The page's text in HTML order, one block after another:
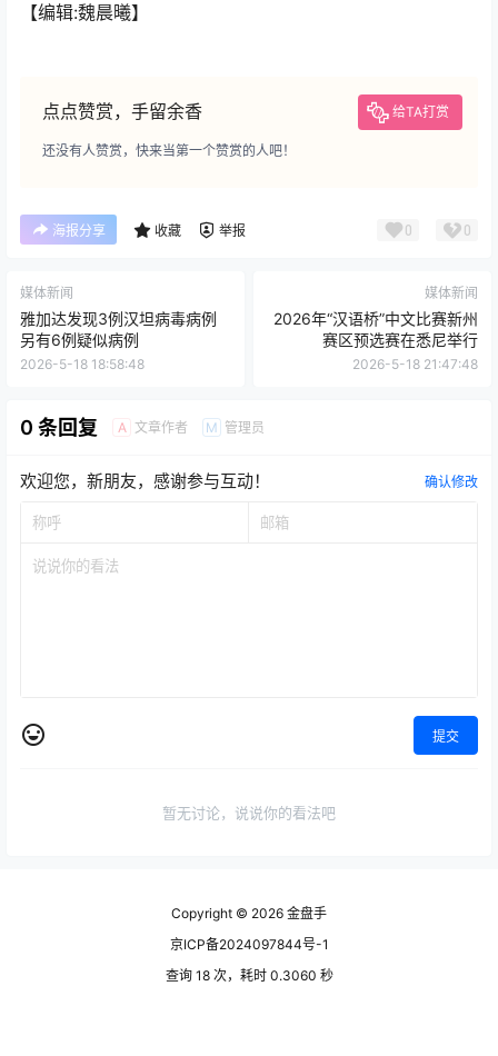
【编辑:魏晨曦】
点点赞赏，手留余香 给TA打赏
还没有人赞赏，快来当第一个赞赏的人吧！
海报分享 收藏 举报 0 0
媒体新闻
雅加达发现3例汉坦病毒病例
另有6例疑似病例
2026-5-18 18:58:48
媒体新闻
2026年“汉语桥”中文比赛新州
赛区预选赛在悉尼举行
2026-5-18 21:47:48
0 条回复 A 文章作者 M 管理员
欢迎您，新朋友，感谢参与互动！ 确认修改
提交
暂无讨论，说说你的看法吧
Copyright © 2026 金盘手
京ICP备2024097844号-1
查询 18 次，耗时 0.3060 秒